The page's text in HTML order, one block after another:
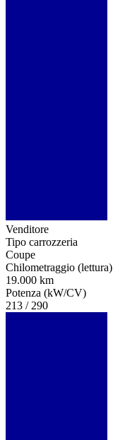
Venditore
Tipo carrozzeria
Coupe
Chilometraggio (lettura)
19.000 km
Potenza (kW/CV)
213 / 290